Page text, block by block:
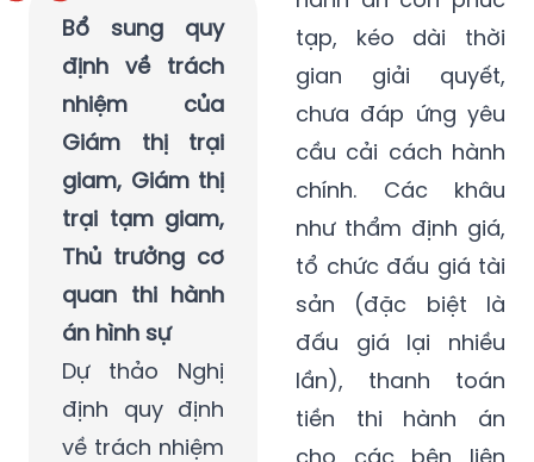
Bổ sung quy
định về trách
nhiệm của
Giám thị trại
giam, Giám thị
trại tạm giam,
Thủ trưởng cơ
quan thi hành
án hình sự
Dự thảo Nghị
định quy định
về trách nhiệm
tạp, kéo dài thời
gian giải quyết,
chưa đáp ứng yêu
cầu cải cách hành
chính. Các khâu
như thẩm định giá,
tổ chức đấu giá tài
sản (đặc biệt là
đấu giá lại nhiều
lần), thanh toán
tiền thi hành án